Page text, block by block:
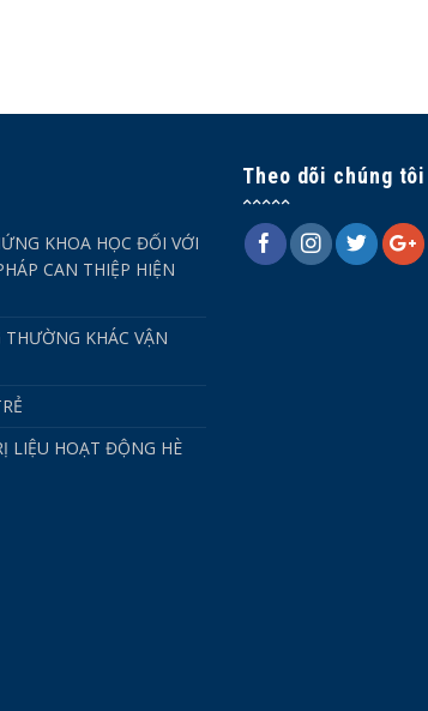
KHOA HỌC ĐỐI VỚI
CAN THIỆP HIỆN
KHÁC VẬN
LIỆU HOẠT ĐỘNG HÈ
Theo dõi chúng tôi